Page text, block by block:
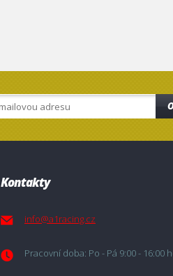
Kontakty
info@a1racing.cz
Pracovní doba: Po - Pá 9:00 - 16:00